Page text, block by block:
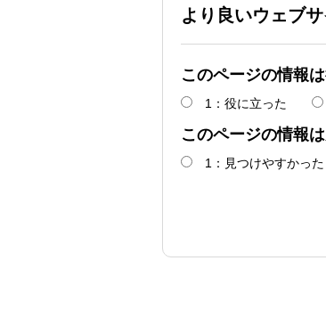
より良いウェブ
このページの情報
1：役に立った
このページの情報
1：見つけやすかった